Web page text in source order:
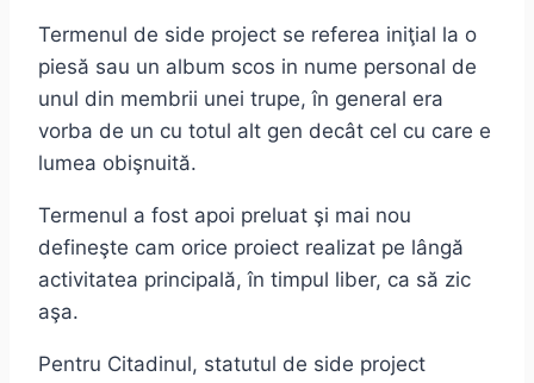
Termenul de side project se referea iniţial la o
piesă sau un album scos in nume personal de
unul din membrii unei trupe, în general era
vorba de un cu totul alt gen decât cel cu care e
lumea obişnuită.
Termenul a fost apoi preluat şi mai nou
defineşte cam orice proiect realizat pe lângă
activitatea principală, în timpul liber, ca să zic
aşa.
Pentru Citadinul, statutul de side project